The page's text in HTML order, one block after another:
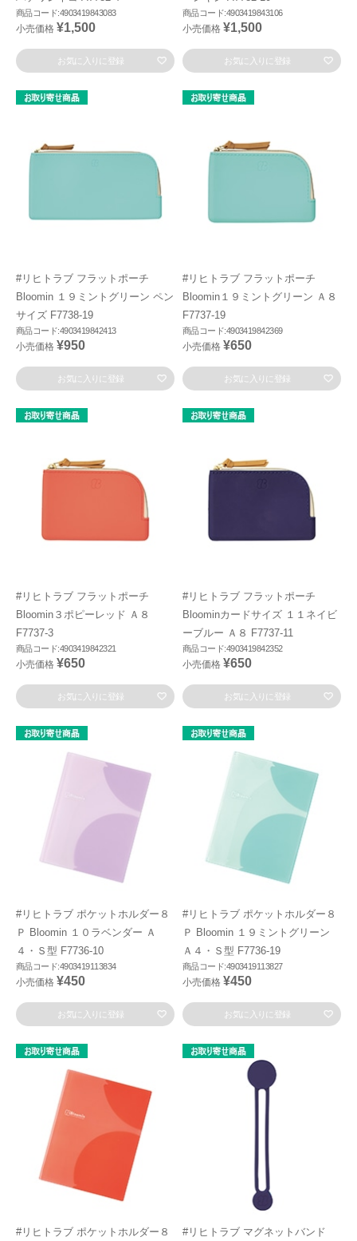
商品コード:4903419843083
小売価格 ¥1,500
お気に入りに登録
商品コード:4903419843106
小売価格 ¥1,500
お気に入りに登録
#リヒトラブ フラットポーチ
Bloomin １９ミントグリーン ペン
サイズ F7738-19
商品コード:4903419842413
小売価格 ¥950
お気に入りに登録
#リヒトラブ フラットポーチ
Bloomin１９ミントグリーン Ａ８
F7737-19
商品コード:4903419842369
小売価格 ¥650
お気に入りに登録
#リヒトラブ フラットポーチ
Bloomin３ポピーレッド Ａ８
F7737-3
商品コード:4903419842321
小売価格 ¥650
お気に入りに登録
#リヒトラブ フラットポーチ
Bloominカードサイズ １１ネイビ
ーブルー Ａ８ F7737-11
商品コード:4903419842352
小売価格 ¥650
お気に入りに登録
#リヒトラブ ポケットホルダー８
Ｐ Bloomin １０ラベンダー Ａ
４・Ｓ型 F7736-10
商品コード:4903419113834
小売価格 ¥450
お気に入りに登録
#リヒトラブ ポケットホルダー８
Ｐ Bloomin １９ミントグリーン
Ａ４・Ｓ型 F7736-19
商品コード:4903419113827
小売価格 ¥450
お気に入りに登録
#リヒトラブ ポケットホルダー８
#リヒトラブ マグネットバンド